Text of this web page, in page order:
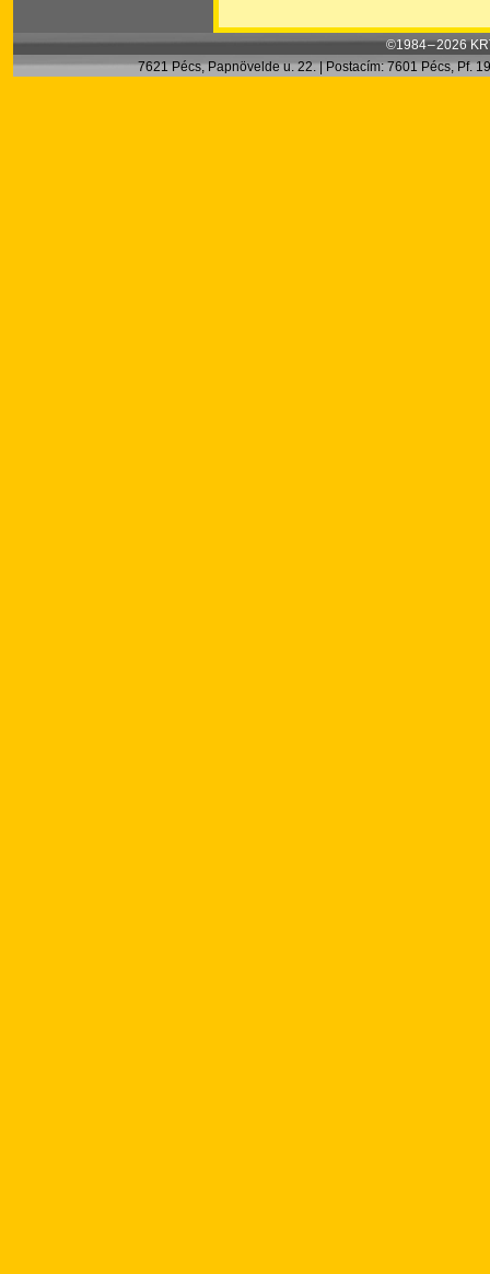
©1984 – 2026
7621 Pécs, Papnövelde u. 22. | Postacím: 7601 Pécs, Pf.